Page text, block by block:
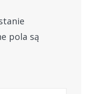
pola są